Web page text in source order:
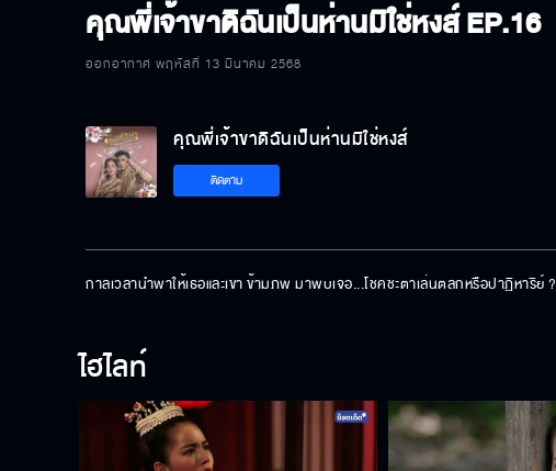
คุณพี่เจ้าขาดิฉันเป็นห่านมิใช่หงส์EP.16
ออกอากาศ พฤหัสที่ 13 มีนาคม 2568
คุณพี่เจ้าขาดิฉันเป็นห่านมิใช่หงส์
ติดตาม
กาลเวลานำพาให้เธอและเขา ข้ามภพ มาพบเจอ...โชคชะตาเล่นตลกหรือปาฏิหาริย์ ?
ไฮไลท์